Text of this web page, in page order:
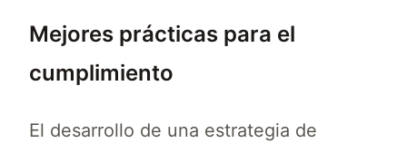
Mejores prácticas para el
cumplimiento
El desarrollo de una estrategia de